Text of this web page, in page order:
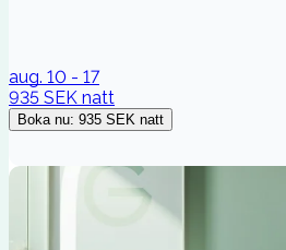
aug. 10 - 17
935 SEK natt
Boka nu: 935 SEK natt